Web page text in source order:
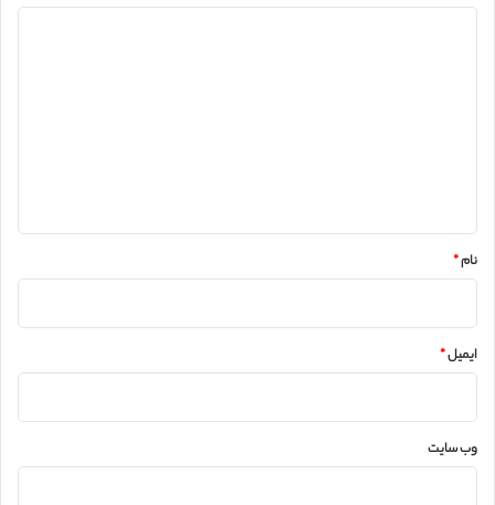
نام*
ایمیل*
وب‌ سایت